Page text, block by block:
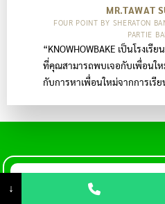
MR.TAWAT
FOUR POINT BY SHERATON
PARTIE
“KNOWHOWBAKE เป็นโรงเ
ที่คุณสามารถพบเจอกับเพื่อนให
กับการหาเพื่อนใหม่จากการเรี
↓